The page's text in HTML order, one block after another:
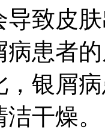
导致皮
病患者
，银屑
干燥。